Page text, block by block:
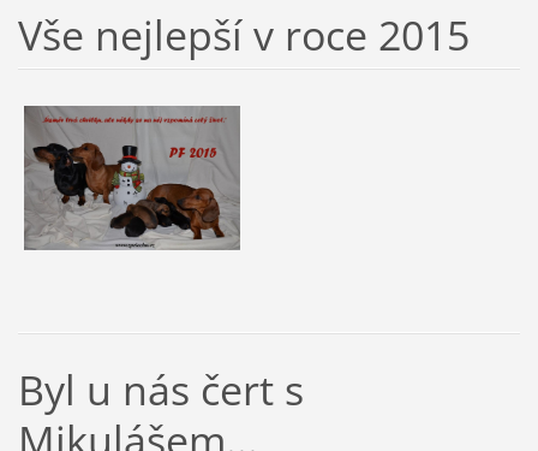
Vše nejlepší v roce 2015
Byl u nás čert s